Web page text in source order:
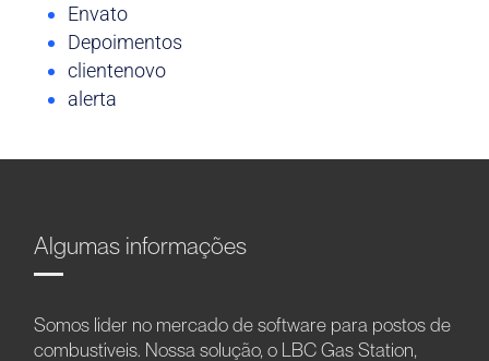
Envato
Depoimentos
clientenovo
alerta
Algumas informações
Somos líder no mercado de software para postos de
combustíveis. Nossa solução, o LBC Gas Station,